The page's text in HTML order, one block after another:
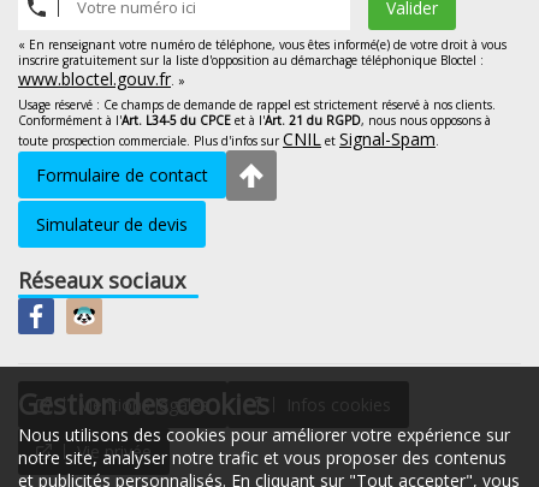
Gestion des cookies
Nous utilisons des cookies pour améliorer votre expérience sur
notre site, analyser notre trafic et vous proposer des contenus
et publicités personnalisés. En cliquant sur "Tout accepter", vous
Valider
« En renseignant votre numéro de téléphone, vous êtes informé(e) de votre droit à vous
inscrire gratuitement sur la liste d'opposition au démarchage téléphonique Bloctel :
www.bloctel.gouv.fr . »
Usage réservé : Ce champs de demande de rappel est strictement réservé à nos clients.
Conformément à l'Art. L34-5 du CPCE et à l'Art. 21 du RGPD, nous nous opposons à
toute prospection commerciale. Plus d'infos surCNIL et Signal-Spam
Formulaire de contact
Simulateur de devis
Réseaux sociaux
Mentions légales Infos cookies
Vie privée